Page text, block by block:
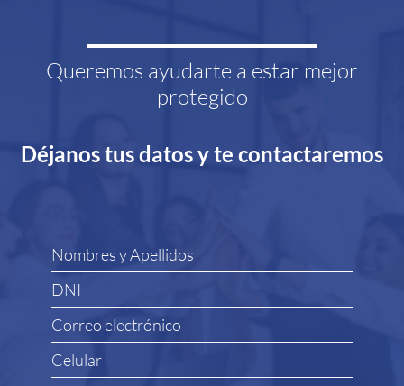
Queremos ayudarte a estar mejor
protegido
Déjanos tus datos y te contactaremos